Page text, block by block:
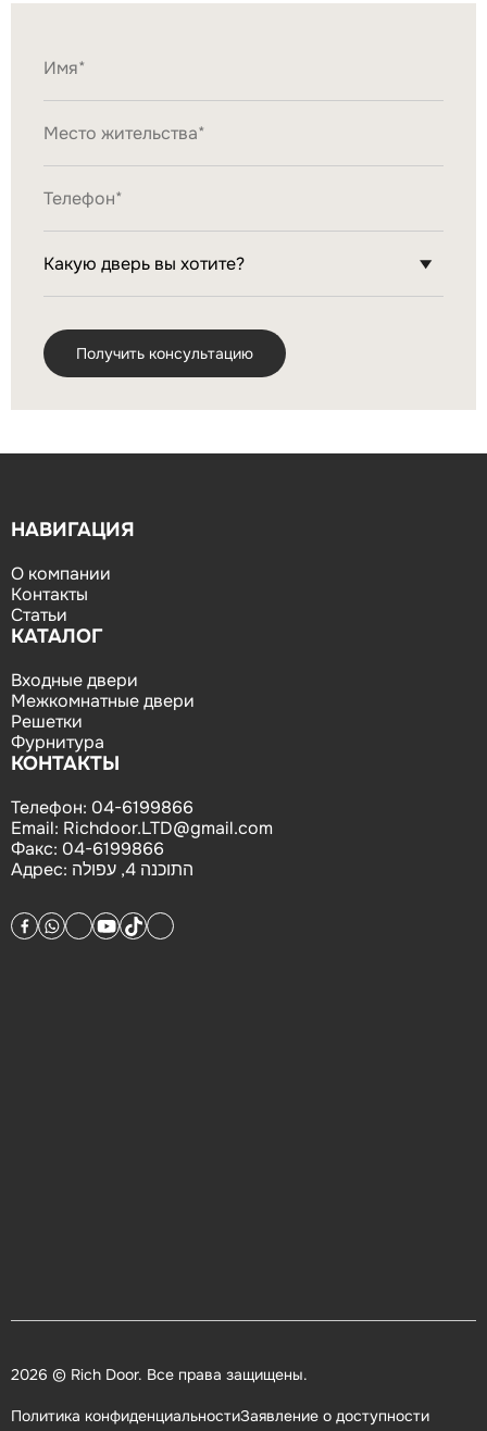
НАВИГАЦИЯ
О компании
Контакты
Статьи
КАТАЛОГ
Входные двери
Межкомнатные двери
Решетки
Фурнитура
КОНТАКТЫ
Телефон: 04-6199866
Email: Richdoor.LTD@gmail.com
Факс: 04-6199866
Адрес:
התוכנה 4, עפולה
2026 © Rich Door. Все права защищены.
Политика конфиденциальностиЗаявление о доступности